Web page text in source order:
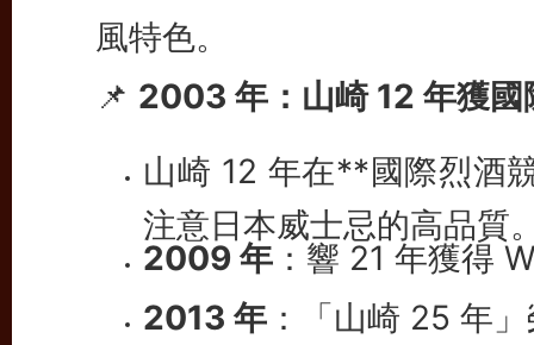
風特色。
📌 2003 年：山崎 12 年獲
山崎 12 年在**國際烈酒
注意日本威士忌的高品質
2009 年 ：響 21 年獲得
2013 年 ：「山崎 25 年